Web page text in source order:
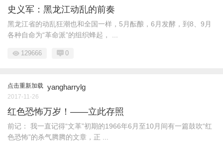
史义军：黑龙江动乱的前奏
黑龙江省的动乱狂潮也和全国一样，5月酝酿，6月发酵，到8、9月
各种自命为“革命派”的组织蜂起， ...
129666 0
点击重新加载 yangharrylg
2017-11-26
红色恐怖万岁！——立此存照
前记： 我一直记得“文革”初期的1966年6月至10月间有一篇鼓吹“红
色恐怖”的杀气腾腾的文章，正 ...